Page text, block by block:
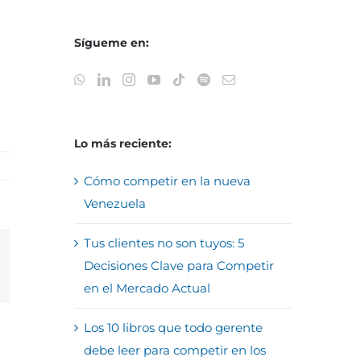
Sígueme en:
Lo más reciente:
Cómo competir en la nueva
Venezuela
Tus clientes no son tuyos: 5
Decisiones Clave para Competir
en el Mercado Actual
Los 10 libros que todo gerente
debe leer para competir en los